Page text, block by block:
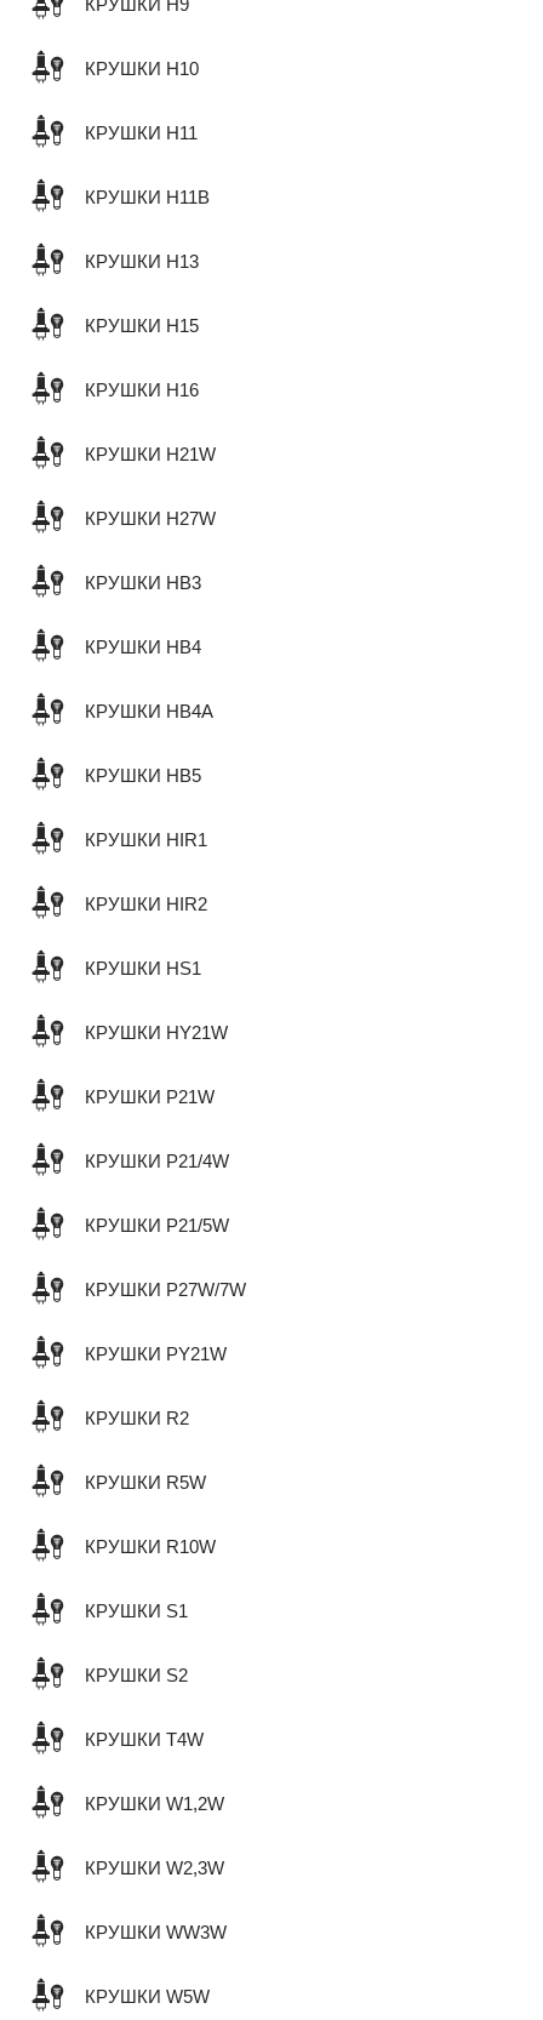
КРУШКИ H9
КРУШКИ H10
КРУШКИ H11
КРУШКИ H11B
КРУШКИ H13
КРУШКИ H15
КРУШКИ H16
КРУШКИ H21W
КРУШКИ H27W
КРУШКИ HB3
КРУШКИ HB4
КРУШКИ HB4A
КРУШКИ HB5
КРУШКИ HIR1
КРУШКИ HIR2
КРУШКИ HS1
КРУШКИ HY21W
КРУШКИ P21W
КРУШКИ P21/4W
КРУШКИ P21/5W
КРУШКИ P27W/7W
КРУШКИ PY21W
КРУШКИ R2
КРУШКИ R5W
КРУШКИ R10W
КРУШКИ S1
КРУШКИ S2
КРУШКИ T4W
КРУШКИ W1,2W
КРУШКИ W2,3W
КРУШКИ WW3W
КРУШКИ W5W